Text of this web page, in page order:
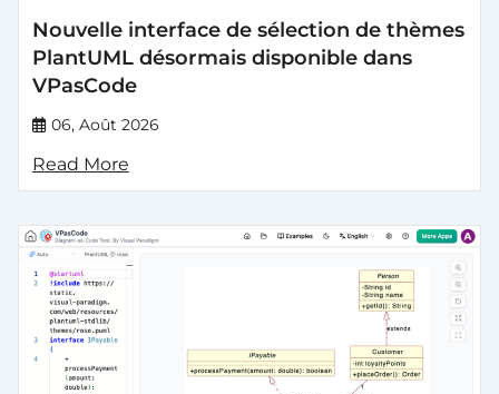
Nouvelle interface de sélection de thèmes
PlantUML désormais disponible dans
VPasCode
06, Août 2026
Read More